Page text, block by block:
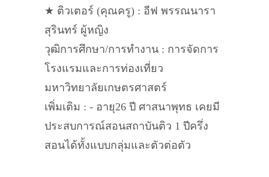
★ ติวเตอร์ (คุณครู) : อีฟ พรรณนารา
สุรินทร์ ผู้หญิง
วุฒิการศึกษา/การทำงาน : การจัดการ
โรงแรมและการท่องเที่ยว
มหาวิทยาลัยเกษตรศาสตร์
เพิ่มเติม : - อายุ26 ปี ศาสนาพุทธ เคยมี
ประสบการณ์สอนสถาบันติว 1 ปีครึ่ง
สอนได้ทั้งแบบกลุ่มและตัวต่อตัว